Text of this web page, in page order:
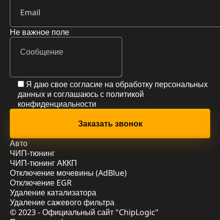
Не важное поле
Я даю свое согласие на обработку персональных
данных и соглашаюсь с политикой
конфиденциальности
Авто
ЧИП-тюнинг
ЧИП-тюнинг АККП
Отключение мочевины (AdBlue)
Отключение EGR
Удаление катализатора
Удаление сажевого фильтра
© 2023 - Официальный сайт "ChipLogic"